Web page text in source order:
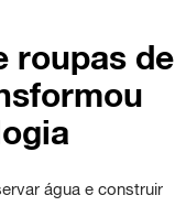
roupas de
água e construir